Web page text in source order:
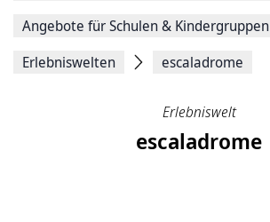
teilen
Seitenlink
Seite
Angebote für Schulen & Kindergruppen
Erlebniswelten
escaladrome
Erlebniswelt
escaladrome